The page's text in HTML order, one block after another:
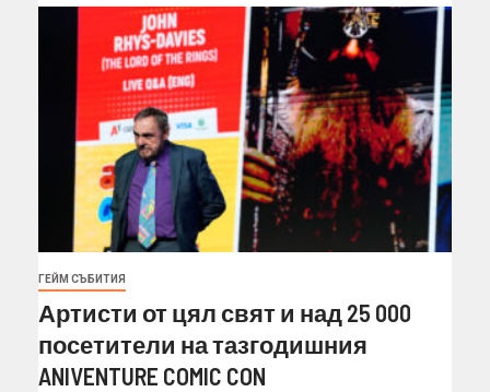
ГЕЙМ СЪБИТИЯ
Артисти от цял свят и над 25 000
посетители на тазгодишния
ANIVENTURE COMIC CON